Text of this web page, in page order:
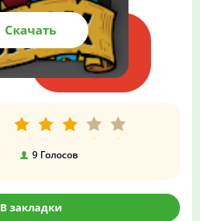
Скачать
9Голосов
В закладки